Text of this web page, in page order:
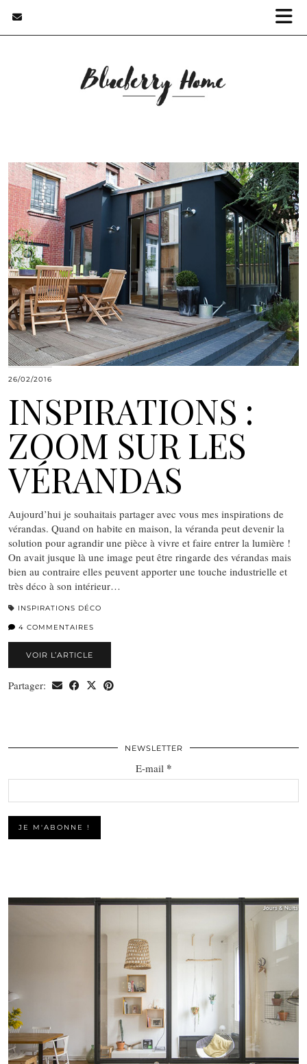
26/02/2016
INSPIRATIONS :
ZOOM SUR LES
VÉRANDAS
Aujourd’hui je souhaitais partager avec vous mes inspirations de
vérandas. Quand on habite en maison, la véranda peut devenir la
solution pour agrandir une pièce à vivre et faire entrer la lumière !
On avait jusque là une image peut être ringarde des vérandas mais
bien au contraire elles peuvent apporter une touche industrielle et
très déco à son intérieur…
INSPIRATIONS DÉCO
4 COMMENTAIRES
VOIR L’ARTICLE
Partager:
NEWSLETTER
E-mail *